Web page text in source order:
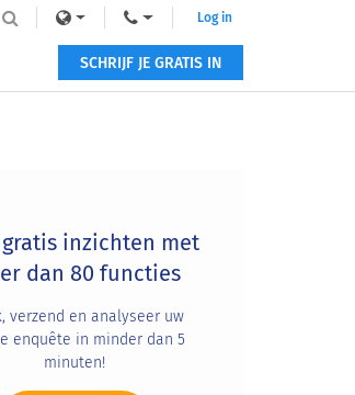
Log in
SCHRIJF JE GRATIS IN
inzichten met
dan 80 functies
verzend en analyseer uw
enquête in minder dan 5
minuten!